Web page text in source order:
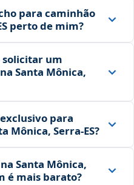
para caminhão
perto de mim?
solicitar um
Santa Mônica,
para
Mônica, Serra‑ES?
Santa Mônica,
é mais barato?